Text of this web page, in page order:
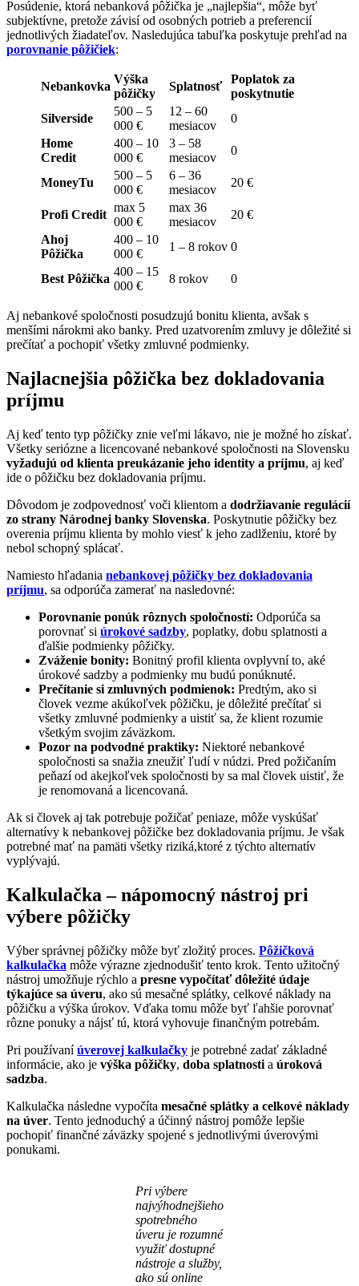
Posúdenie, ktorá nebanková pôžička je „najlepšia“, môže byť
subjektívne, pretože závisí od osobných potrieb a preferencií
jednotlivých žiadateľov. Nasledujúca tabuľka poskytuje prehľad na
porovnanie pôžičiek:
Nebankovka
Výška
pôžičky
Splatnosť
Poplatok za
poskytnutie
Silverside
500 – 5
000 €
12 – 60
mesiacov
0
Home
Credit
400 – 10
000 €
3 – 58
mesiacov
0
MoneyTu
500 – 5
000 €
6 – 36
mesiacov
20 €
Profi Credit
max 5
000 €
max 36
mesiacov
20 €
Ahoj
Pôžička
400 – 10
000 €
1 – 8 rokov 0
Best Pôžička
400 – 15
000 €
8 rokov 0
Aj nebankové spoločnosti posudzujú bonitu klienta, avšak s
menšími nárokmi ako banky. Pred uzatvorením zmluvy je dôležité si
prečítať a pochopiť všetky zmluvné podmienky.
Najlacnejšia pôžička bez dokladovania
príjmu
Aj keď tento typ pôžičky znie veľmi lákavo, nie je možné ho získať.
Všetky seriózne a licencované nebankové spoločnosti na Slovensku
vyžadujú od klienta preukázanie jeho identity a príjmu, aj keď
ide o pôžičku bez dokladovania príjmu.
Dôvodom je zodpovednosť voči klientom a dodržiavanie regulácií
zo strany Národnej banky Slovenska. Poskytnutie pôžičky bez
overenia príjmu klienta by mohlo viesť k jeho zadlženiu, ktoré by
nebol schopný splácať.
Namiesto hľadania nebankovej pôžičky bez dokladovania
príjmu, sa odporúča zamerať na nasledovné:
Porovnanie ponúk rôznych spoločností: Odporúča sa
porovnať si úrokové sadzby, poplatky, dobu splatnosti a
ďalšie podmienky pôžičky.
Zváženie bonity: Bonitný profil klienta ovplyvní to, aké
úrokové sadzby a podmienky mu budú ponúknuté.
Prečítanie si zmluvných podmienok: Predtým, ako si
človek vezme akúkoľvek pôžičku, je dôležité prečítať si
všetky zmluvné podmienky a uistiť sa, že klient rozumie
všetkým svojim záväzkom.
Pozor na podvodné praktiky: Niektoré nebankové
spoločnosti sa snažia zneužiť ľudí v núdzi. Pred požičaním
peňazí od akejkoľvek spoločnosti by sa mal človek uistiť, že
je renomovaná a licencovaná.
Ak si človek aj tak potrebuje požičať peniaze, môže vyskúšať
alternatívy k nebankovej pôžičke bez dokladovania príjmu. Je však
potrebné mať na pamäti všetky riziká,ktoré z týchto alternatív
vyplývajú.
Kalkulačka – nápomocný nástroj pri
výbere pôžičky
Výber správnej pôžičky môže byť zložitý proces. Pôžičková
kalkulačka môže výrazne zjednodušiť tento krok. Tento užitočný
nástroj umožňuje rýchlo a presne vypočítať dôležité údaje
týkajúce sa úveru, ako sú mesačné splátky, celkové náklady na
pôžičku a výška úrokov. Vďaka tomu môže byť ľahšie porovnať
rôzne ponuky a nájsť tú, ktorá vyhovuje finančným potrebám.
Pri používaníúverovej kalkulačky je potrebné zadať základné
informácie, ako je výška pôžičky, doba splatnosti a úroková
sadzba.
Kalkulačka následne vypočíta mesačné splátky a celkové náklady
na úver. Tento jednoduchý a účinný nástroj pomôže lepšie
pochopiť finančné záväzky spojené s jednotlivými úverovými
ponukami.
Pri výbere
najvýhodnejšieho
spotrebného
úveru je rozumné
využiť dostupné
nástroje a služby,
ako sú online